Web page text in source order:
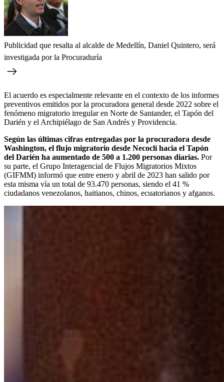
Publicidad que resalta al alcalde de Medellín, Daniel Quintero, será
investigada por la Procuraduría
El acuerdo es especialmente relevante en el contexto de los informes
preventivos emitidos por la procuradora general desde 2022 sobre el
fenómeno migratorio irregular en Norte de Santander, el Tapón del
Darién y el Archipiélago de San Andrés y Providencia.
Según las últimas cifras entregadas por la procuradora desde
Washington, el flujo migratorio desde Necoclí hacia el Tapón
del Darién ha aumentado de 500 a 1.200 personas diarias. Por
su parte, el Grupo Interagencial de Flujos Migratorios Mixtos
(GIFMM) informó que entre enero y abril de 2023 han salido por
esta misma vía un total de 93.470 personas, siendo el 41 %
ciudadanos venezolanos, haitianos, chinos, ecuatorianos y afganos.